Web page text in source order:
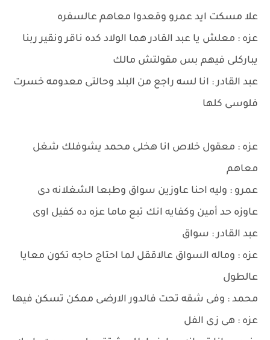
علا مسكت ايد عمرو وقعدوا معاهم عالسفره
عزه : معلش يا عبد القادر هما الولاد كده ناقر ونقير ربنا
يباركلى فيهم بس مقولتش مالك
عبد القادر : انا لسه راجع من البلد وحالتى معدومه خسرت
فلوسى كلها
عزه : معقول خلاص انا هخلى محمد يشوفلك شغل
معاهم
عمرو : وليه احنا عاوزين سواق وطبعا الشغلانه دى
عاوزه حد أمين وكفايه انك تبع ماما عزه ده كفيل اوى
عبد القادر : سواق
عزه : وماله السواق عالاققل لما احتاج حاجه تكون معايا
عالطول
محمد : وفى شقه تحت فالدور الارضى ممكن تسكن فيها
عزه : هى زى الفل